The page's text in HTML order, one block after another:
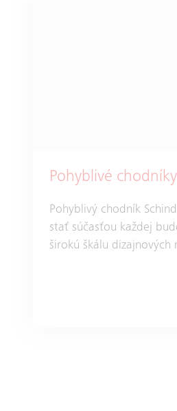
Pohyblivé chodníky
Pohyblivý chodník
stať súčasťou každej
širokú škálu dizajnových